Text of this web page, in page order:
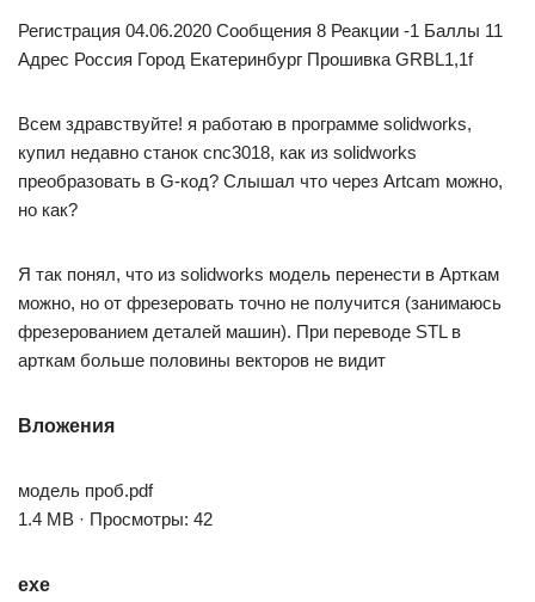
Регистрация 04.06.2020 Сообщения 8 Реакции -1 Баллы 11
Адрес Россия Город Екатеринбург Прошивка GRBL1,1f
Всем здравствуйте! я работаю в программе solidworks,
купил недавно станок cnc3018, как из solidworks
преобразовать в G-код? Слышал что через Artcam можно,
но как?
Я так понял, что из solidworks модель перенести в Арткам
можно, но от фрезеровать точно не получится (занимаюсь
фрезерованием деталей машин). При переводе STL в
арткам больше половины векторов не видит
Вложения
модель проб.pdf
1.4 MB · Просмотры: 42
exe